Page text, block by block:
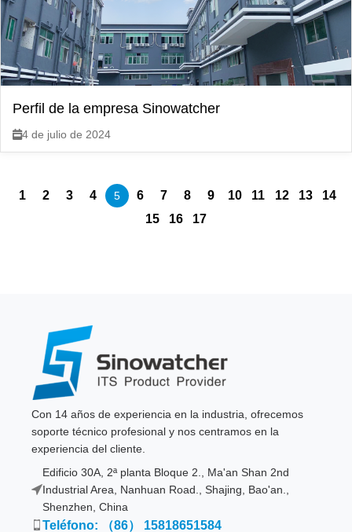
Perfil de la empresa Sinowatcher
4 de julio de 2024
1 2 3 4 5 6 7 8 9 10 11 12 13
14
15
16 17
Con 14 años de experiencia en la industria, ofrecemos
soporte técnico profesional y nos centramos en la
experiencia del cliente.
Edificio 30A, 2ª planta Bloque 2., Ma'an Shan 2nd
Industrial Area, Nanhuan Road., Shajing, Bao'an.,
Shenzhen, China
Teléfono: （86） 15818651584